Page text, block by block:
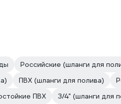
Российские (шланги для
ПВХ (шланги для полива)
ПВХ
3/4" (шланги для